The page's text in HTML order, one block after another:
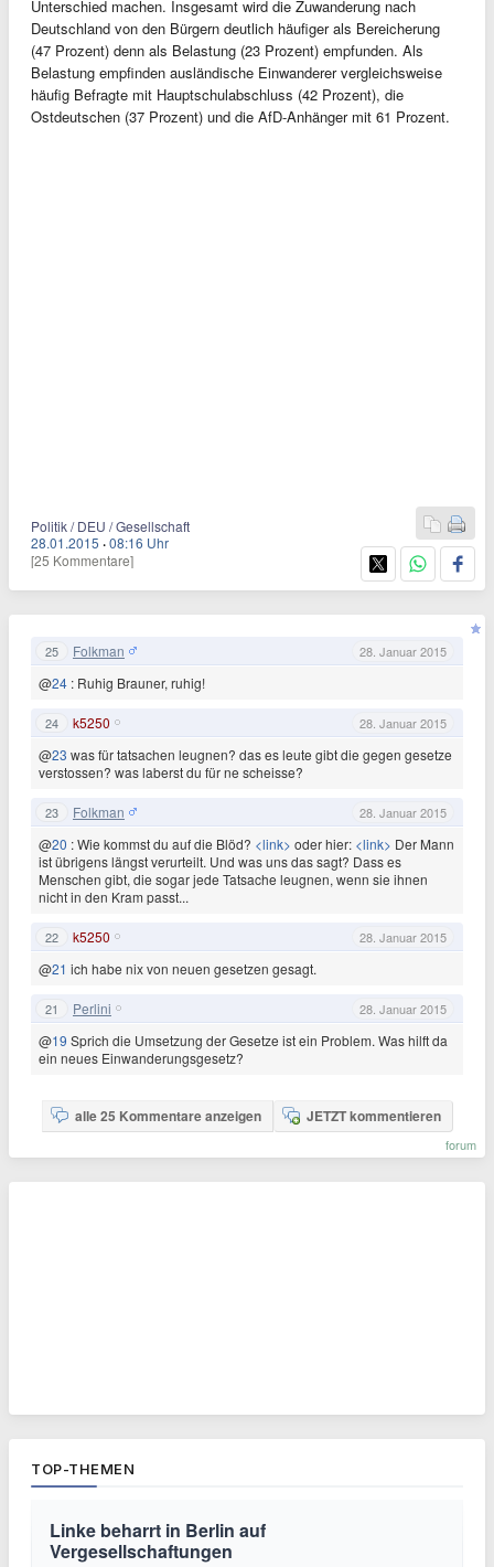
Unterschied machen. Insgesamt wird die Zuwanderung nach
Deutschland von den Bürgern deutlich häufiger als Bereicherung
(47 Prozent) denn als Belastung (23 Prozent) empfunden. Als
Belastung empfinden ausländische Einwanderer vergleichsweise
häufig Befragte mit Hauptschulabschluss (42 Prozent), die
Ostdeutschen (37 Prozent) und die AfD-Anhänger mit 61 Prozent.
Politik / DEU / Gesellschaft
28.01.2015 ·08:16 Uhr
[25 Kommentare]
25 Folkman 28. Januar 2015
@24 : Ruhig Brauner, ruhig!
24 k5250 28. Januar 2015
@23 was für tatsachen leugnen? das es leute gibt die gegen gesetze
verstossen? was laberst du für ne scheisse?
23 Folkman 28. Januar 2015
@20 : Wie kommst du auf die Blöd? <link> oder hier: <link> Der Mann
ist übrigens längst verurteilt. Und was uns das sagt? Dass es
Menschen gibt, die sogar jede Tatsache leugnen, wenn sie ihnen
nicht in den Kram passt...
22 k5250 28. Januar 2015
@21 ich habe nix von neuen gesetzen gesagt.
21 Perlini 28. Januar 2015
@19 Sprich die Umsetzung der Gesetze ist ein Problem. Was hilft da
ein neues Einwanderungsgesetz?
alle 25 Kommentare anzeigen JETZT kommentieren
forum
TOP-THEMEN
Linke beharrt in Berlin auf
Vergesellschaftungen